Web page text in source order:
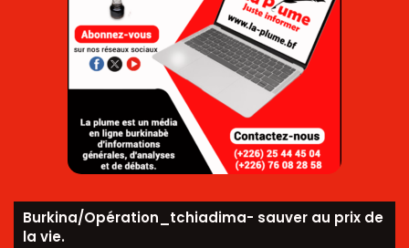
Burkina/Opération_tchiadima- sauver au prix de
la vie.